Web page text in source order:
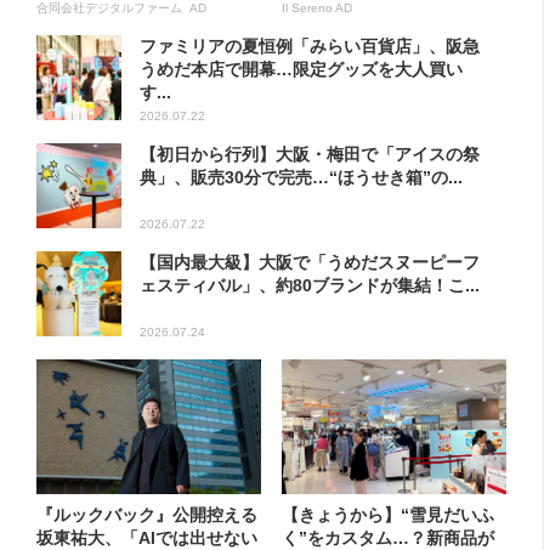
合同会社デジタルファーム AD Il Sereno AD
ファミリアの夏恒例「みらい百貨店」、阪急
うめだ本店で開幕…限定グッズを大人買い
す...
2026.07.22
【初日から行列】大阪・梅田で「アイスの祭
典」、販売30分で完売…“ほうせき箱”の...
2026.07.22
【国内最大級】大阪で「うめだスヌーピーフ
ェスティバル」、約80ブランドが集結！こ...
2026.07.24
『ルックバック』公開控える
坂東祐大、「AIでは出せない
【きょうから】“雪見だいふ
く”をカスタム…？新商品が